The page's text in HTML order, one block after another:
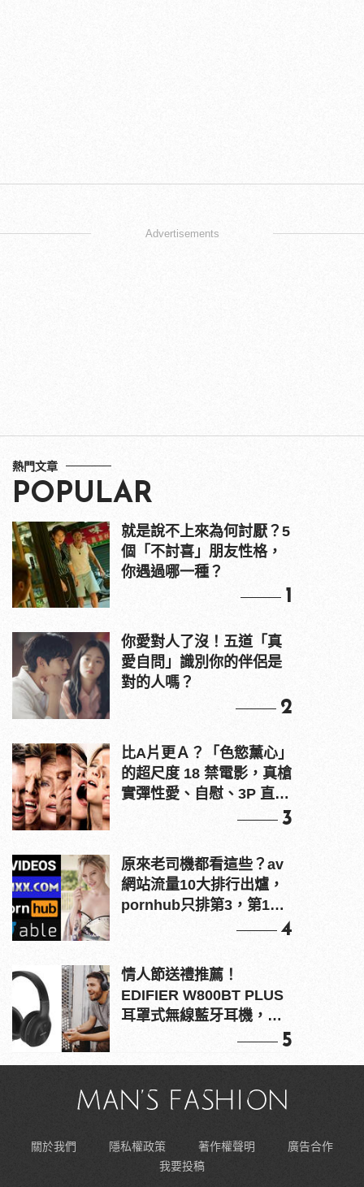
Advertisements
熱門文章
POPULAR
就是說不上來為何討厭？5
個「不討喜」朋友性格，
你遇過哪一種？
1
你愛對人了沒！五道「真
愛自問」識別你的伴侶是
對的人嗎？
2
比A片更Ａ？「色慾薰心」
的超尺度 18 禁電影，真槍
實彈性愛、自慰、3P 直接
3
原來老司機都看這些？av
網站流量10大排行出爐，
pornhub只排第3，第1名
4
情人節送禮推薦！
EDIFIER W800BT PLUS
耳罩式無線藍牙耳機，在
5
關於我們 隱私權政策 著作權聲明
廣告合作
我要投稿